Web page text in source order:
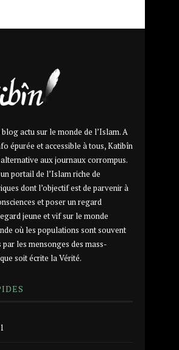
actu sur le monde de l’Islam. A
épurée et accessible à tous, Katibîn
aux journaux corrompus.
portail de l’Islam riche de
dont l’objectif est de parvenir à
et poser un regard
jeune et vif sur le monde
où les populations sont souvent
les mensonges des mass-
soit écrite la Vérité.